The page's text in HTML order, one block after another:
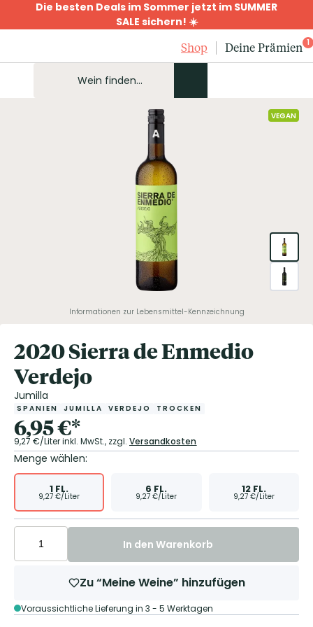
Die besten Deals im Sommer jetzt im SUMMER
SALE sichern! ☀️
Shop
Deine Prämien 1
VEGAN
Informationen zur Lebensmittel-Kennzeichnung
2020 Sierra de Enmedio
Verdejo
Jumilla
SPANIEN JUMILLA VERDEJO TROCKEN
6,95€*
9,27 €/Literinkl. MwSt., zzgl. Versandkosten
Menge wählen:
1 FL.
9,27 €/Liter
6 FL.
9,27 €/Liter
12FL.
9,27 €/Liter
In den Warenkorb
Zu “Meine Weine” hinzufügen
Voraussichtliche Lieferung in 3 - 5 Werktagen